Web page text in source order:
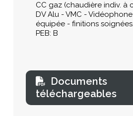
CC gaz (chaudière indiv. à
DV Alu - VMC -
équipée - finitions soignées.
PEB: B
Documents
téléchargeables